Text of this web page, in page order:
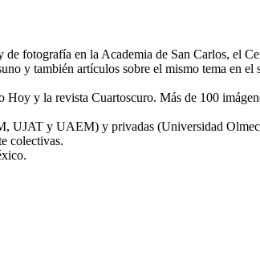
fotografía en la Academia de San Carlos, el
y también artículos sobre el mismo tema en
y la revista Cuartoscuro. Más de 100
y UAEM) y privadas (Universidad
colectivas.